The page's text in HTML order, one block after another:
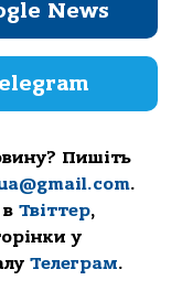
News
Пишіть
.
Твіттер,
у
Телеграм.